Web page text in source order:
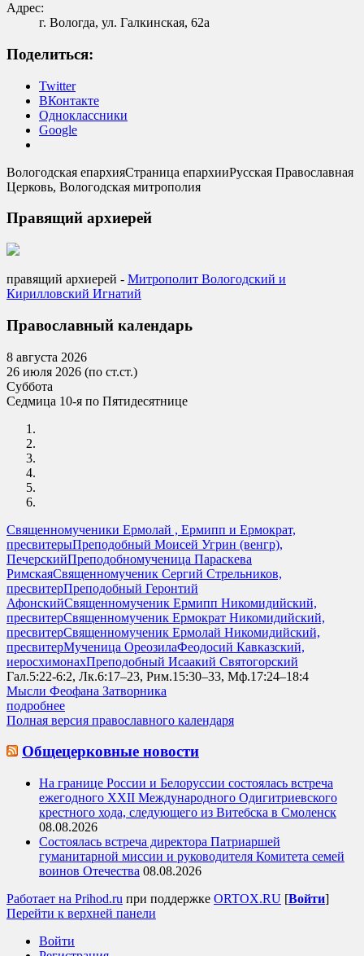
Адрес:
г. Вологда, ул. Галкинская, 62а
Поделиться:
Twitter
ВКонтакте
Одноклассники
Google
Вологодская епархияСтраница епархииРусская Православная
Церковь, Вологодская митрополия
Правящий архиерей
правящий архиерей - Mитрополит Вологодский и
Кирилловский Игнатий
Православный календарь
8 августа 2026
26 июля 2026 (по ст.ст.)
Суббота
Седмица 10-я по Пятидесятнице
Священномученики Ермолай , Ермипп и Ермократ,
пресвитерыПреподобный Моисей Угрин (венгр),
ПечерскийПреподобномученица Параскева
РимскаяСвященномученик Сергий Стрельников,
пресвитерПреподобный Геронтий
АфонскийСвященномученик Ермипп Никомидийский,
пресвитерСвященномученик Ермократ Никомидийский,
пресвитерСвященномученик Ермолай Никомидийский,
пресвитерМученица ОреозилаФеодосий Кавказский,
иеросхимонахПреподобный Исаакий Святогорский
Гал.5:22-6:2, Лк.6:17–23, Рим.15:30–33, Мф.17:24–18:4
Мысли Феофана Затворника
подробнее
Полная версия православного календаря
Общецерковные новости
На границе России и Белоруссии состоялась встреча
ежегодного XXII Международного Одигитриевского
крестного хода, следующего из Витебска в Смоленск
08.08.2026
Состоялась встреча директора Патриаршей
гуманитарной миссии и руководителя Комитета семей
воинов Отечества 08.08.2026
Работает на Prihod.ru при поддержке ORTOX.RU [Войти]
Перейти к верхней панели
Войти